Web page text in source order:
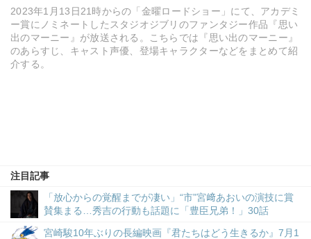
2023年1月13日21時からの「金曜ロードショー」にて、アカデミ
ー賞にノミネートしたスタジオジブリのファンタジー作品『思い
出のマーニー』が放送される。こちらでは『思い出のマーニー』
のあらすじ、キャスト声優、登場キャラクターなどをまとめて紹
介する。
注目記事
「放心からの覚醒までが凄い」“市”宮﨑あおいの演技に賞
賛集まる…秀吉の行動も話題に「豊臣兄弟！」30話
宮崎駿10年ぶりの長編映画『君たちはどう生きるか』7月1